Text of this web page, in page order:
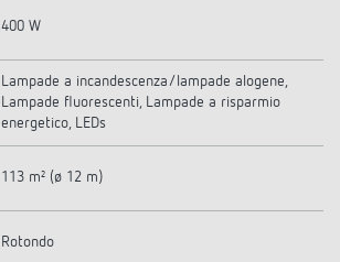
400 W
Lampade a incandescenza/lampade alogene,
Lampade fluorescenti, Lampade a risparmio
energetico, LEDs
113 m² (ø 12 m)
Rotondo